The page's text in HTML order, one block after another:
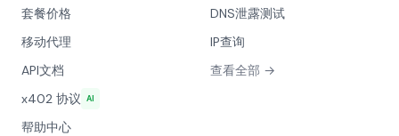
套餐价格
移动代理
API文档
x402 协议 AI
帮助中心
DNS泄露测试
IP查询
查看全部 →